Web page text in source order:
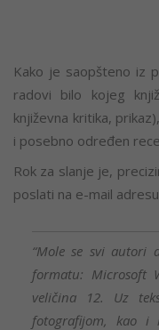
Kako je saopšteno iz
radovi bilo kojeg
književna kritika,
i posebno određen
Rok za slanje je,
poslati na e-mail
“Mole se svi autori
formatu: Microsoft
veličina 12. Uz
fotografijom, kao i